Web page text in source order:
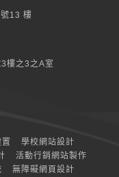
13 樓
樓之3之A室
學校網站設計
活動行銷網站製作
無障礙網頁設計